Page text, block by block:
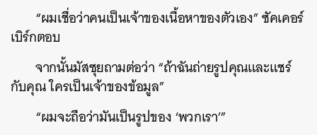
“ผมเชื่อว่าคนเป็นเจ้าของเนื้อหาของตัวเอง” ซัคเคอร์
เบิร์กตอบ
จากนั้นมัสซุยถามต่อว่า “ถ้าฉันถ่ายรูปคุณและแชร์
กับคุณ ใครเป็นเจ้าของข้อมูล”
“ผมจะถือว่ามันเป็นรูปของ ‘พวกเรา’”